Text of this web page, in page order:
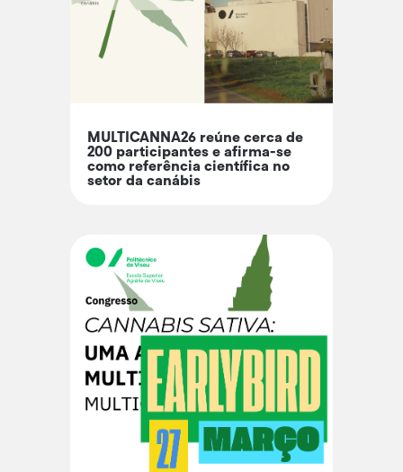
MULTICANNA26 reúne cerca de
200 participantes e afirma-se
como referência científica no
setor da canábis